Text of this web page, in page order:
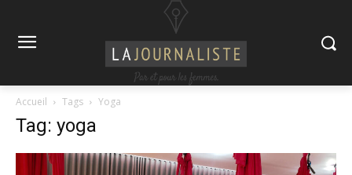
Accueil Tags Yoga
Tag: yoga